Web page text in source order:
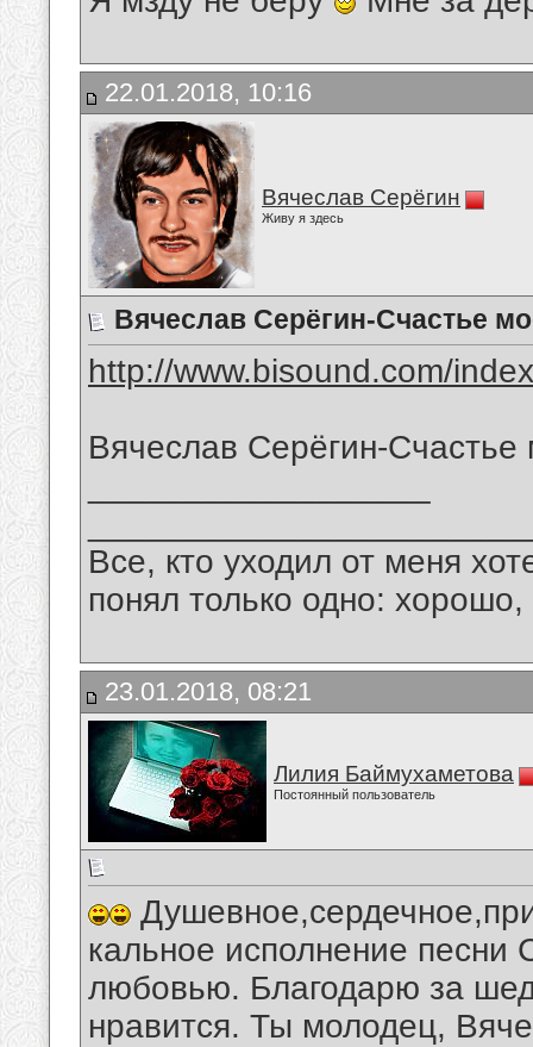
22.01.2018, 10:16
Вячеслав Серёгин
Живу я здесь
Вячеслав Серёгин-Счастье
http://www.bisound.com/
Вячеслав Серёгин-Счастье
Все, кто уходил от меня
понял только одно:
23.01.2018, 08:21
Лилия Баймухаметова
Постоянный пользователь
кальное исполнение песни
любовью. Благодарю за
нравится. Ты молодец,